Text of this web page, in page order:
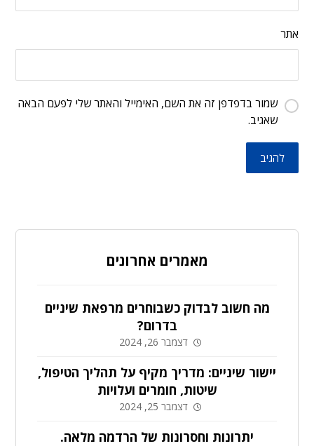
אתר
שמור בדפדפן זה את השם, האימייל והאתר שלי לפעם הבאה
שאגיב.
להגיב
מאמרים אחרונים
מה חשוב לבדוק כשבוחרים מרפאת שיניים
בדרום?
דצמבר 26, 2024
יישור שיניים: מדריך מקיף על תהליך הטיפול,
שיטות, חומרים ועלויות
דצמבר 25, 2024
יתרונות וחסרונות של הרדמה מלאה.